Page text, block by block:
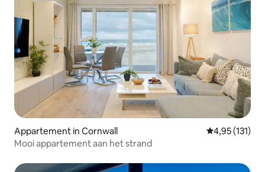
Appartement in Cornwall Gemiddelde
4,95 (131)
Mooi appartement aan het strand